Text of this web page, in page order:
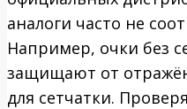
аналоги часто не
Например, очки без
защищают от
для сетчатки.